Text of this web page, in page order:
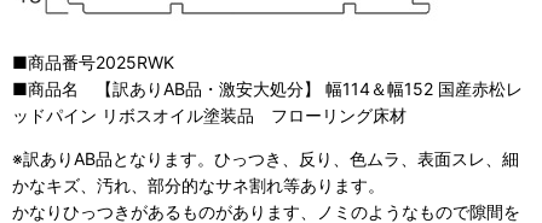
■商品番号2025RWK
■商品名 【訳ありAB品・激安大処分】 幅114＆幅152 国産赤松レ
ッドパイン リボスオイル塗装品 フローリング床材
※訳ありAB品となります。ひっつき、反り、色ムラ、表面スレ、細
かなキズ、汚れ、部分的なサネ割れ等あります。
かなりひっつきがあるものがあります、ノミのようなもので隙間を